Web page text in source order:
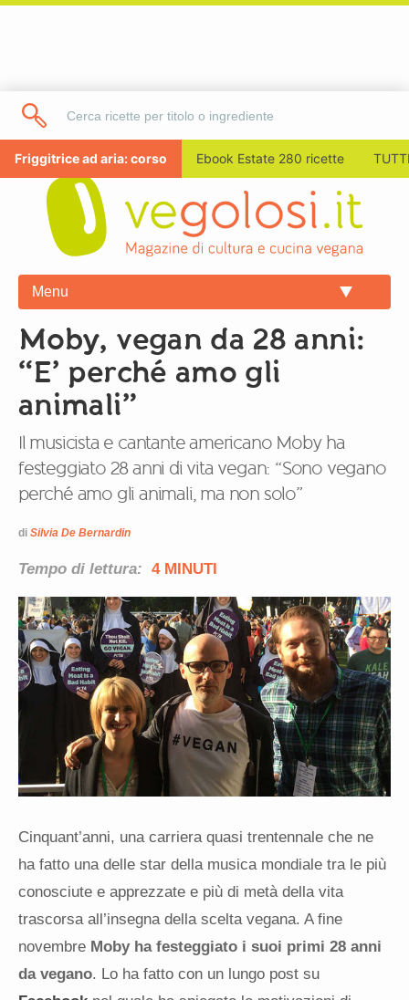
Friggitrice ad aria: corso Ebook Estate 280 ricette
Menu
Moby, vegan da 28 anni:
“E’ perché amo gli
animali”
Il musicista e cantante americano Moby ha
festeggiato 28 anni di vita vegan: “Sono vegano
perché amo gli animali, ma non solo”
di Silvia De Bernardin
Tempo di lettura: 4 MINUTI
Cinquant’anni, una carriera quasi trentennale che ne
ha fatto una delle star della musica mondiale tra le più
conosciute e apprezzate e più di metà della vita
trascorsa all’insegna della scelta vegana. A fine
novembre Moby ha festeggiato i suoi primi 28 anni
da vegano. Lo ha fatto con un lungo post su